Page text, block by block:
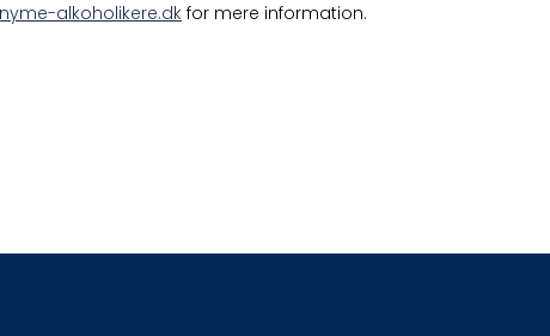
alkoholikere.dk for mere information.